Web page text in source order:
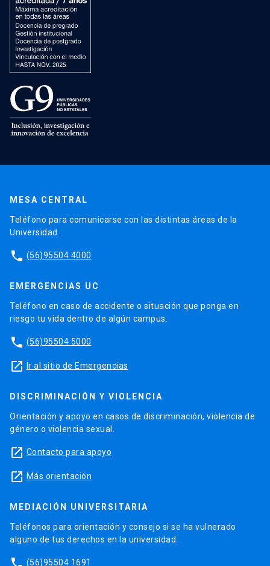
MESA CENTRAL
Teléfono para comunicarse con las distintas áreas de la
Universidad.
phone (56)95504 4000
EMERGENCIAS UC
Teléfono en caso de accidente o situación que ponga en
riesgo tu vida dentro de algún campus.
phone (56)95504 5000
launch Ir al sitio de Emergencias
DISCRIMINACIÓN Y VIOLENCIA
Orientación y apoyo en casos de discriminación, violencia de
género o violencia sexual.
launch Contacto para apoyo
launch Más orientación
MEDIACIÓN UNIVERSITARIA
Teléfonos para orientación y consejo si se ha vulnerado
alguno de tus derechos en la universidad.
(56)95504 1691